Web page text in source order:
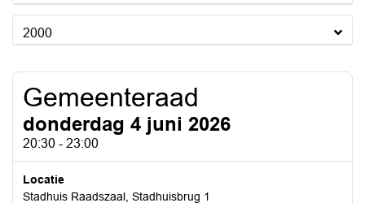
2000
Gemeenteraad
donderdag 4 juni 2026
20:30 - 23:00
Locatie
Stadhuis Raadszaal, Stadhuisbrug 1